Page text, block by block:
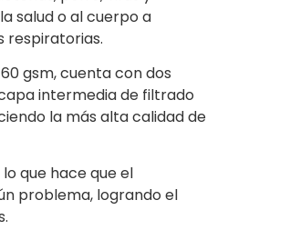
salud o al cuerpo a
respiratorias.
gsm, cuenta con dos
intermedia de filtrado
la más alta calidad de
que hace que el
problema, logrando el